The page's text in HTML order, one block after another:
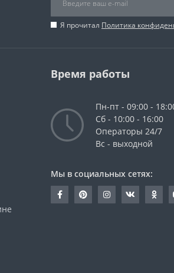
Я прочитал Политика
Время работы
Пн-пт - 09:00 -
Сб - 10:00 - 16:00
Операторы 24/7
Вс - выходной
Мы в социальных сетях: